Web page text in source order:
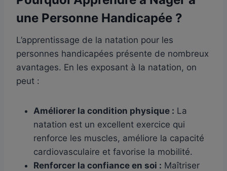
une Personne Handicapée ?
L’apprentissage de la natation pour les
personnes handicapées présente de nombreux
avantages. En les exposant à la natation, on
peut :
Améliorer la condition physique : La
natation est un excellent exercice qui
renforce les muscles, améliore la capacité
cardiovasculaire et favorise la mobilité.
Renforcer la confiance en soi : Maîtriser